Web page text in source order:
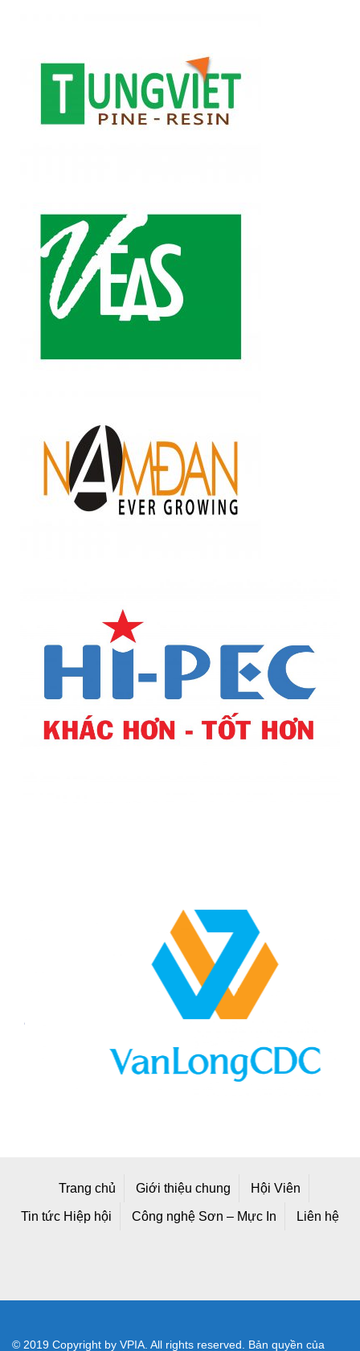
Trang chủ Giới thiệu chung Hội Viên
Tin tức Hiệp hội Công nghệ Sơn – Mực In Liên hệ
© 2019 Copyright by VPIA. All rights reserved. Bản quyền của